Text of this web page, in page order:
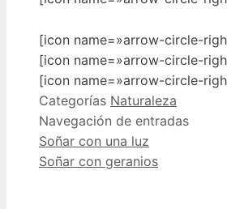
[icon name=»arrow-circle-
[icon name=»arrow-circle-
[icon name=»arrow-circle-
Categorías Naturaleza
Navegación de entradas
Soñar con una luz
Soñar con geranios